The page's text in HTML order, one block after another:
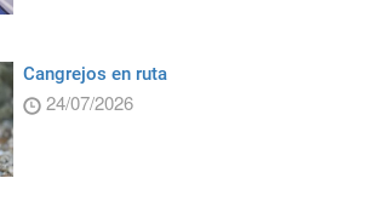
Cangrejos en ruta
24/07/2026